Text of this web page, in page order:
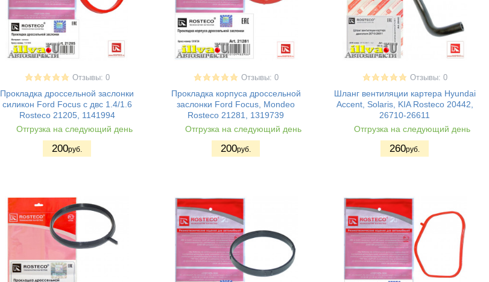
Отзывы: 0
Прокладка дроссельной заслонки
силикон Ford Focus с двс 1.4/1.6
Rosteco 21205, 1141994
Отгрузка на следующий день
200руб.
Отзывы: 0
Прокладка корпуса дроссельной
заслонки Ford Focus, Mondeo
Rosteco 21281, 1319739
Отгрузка на следующий день
200руб.
Отзывы: 0
Шланг вентиляции картера Hyundai
Accent, Solaris, KIA Rosteco 20442,
26710-26611
Отгрузка на следующий день
260руб.